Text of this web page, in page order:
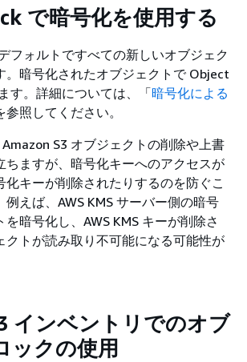
で暗号化を使用する
フォルトですべての新しいオブジェク
。暗号化されたオブジェクトで Object
す。詳細については、「暗号化による
参照してください。
S3 オブジェクトの削除や上書
ちますが、暗号化キーへのアクセスが
化キーが削除されたりするのを防ぐこ
例えば、AWS KMS サーバー側の暗号
暗号化し、AWS KMS キーが削除さ
クトが読み取り不可能になる可能性が
インベントリでのオブ
ックの使用